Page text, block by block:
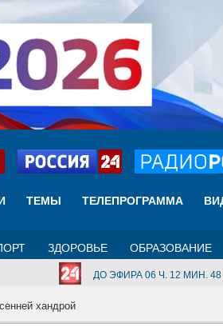
ТЕМЫ ТЕЛЕПРОГРАММА
ЗДОРОВЬЕ ОБРАЗОВАНИЕ
ДО ЭФИРА 06 Ч. 12 МИН. 47
хандрой